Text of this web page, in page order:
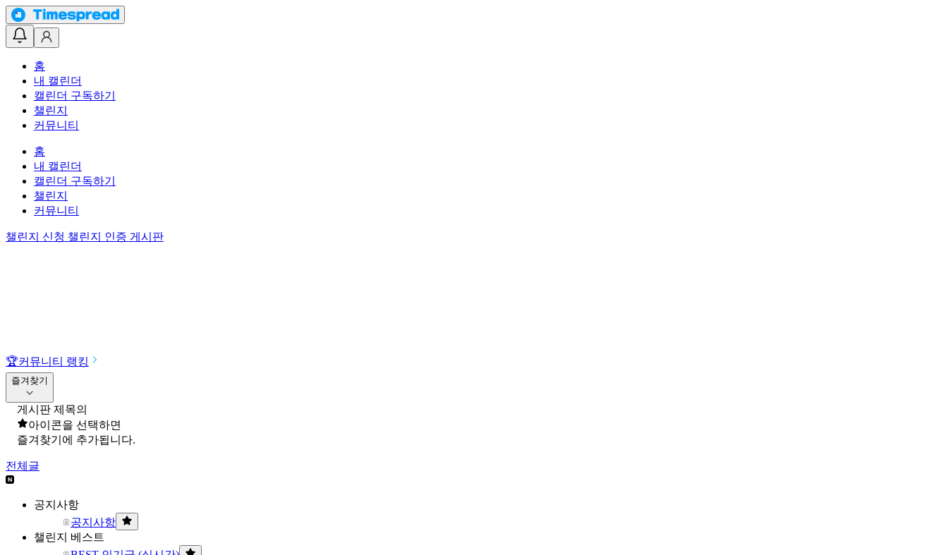
홈
내 캘린더
캘린더 구독하기
챌린지
커뮤니티
홈
내 캘린더
캘린더 구독하기
챌린지
커뮤니티
챌린지 신청 챌린지 인증 게시판
🏆커뮤니티 랭킹
즐겨찾기
게시판 제목의
아이콘을 선택하면
즐겨찾기에 추가됩니다.
전체글
공지사항
공지사항
챌린지 베스트